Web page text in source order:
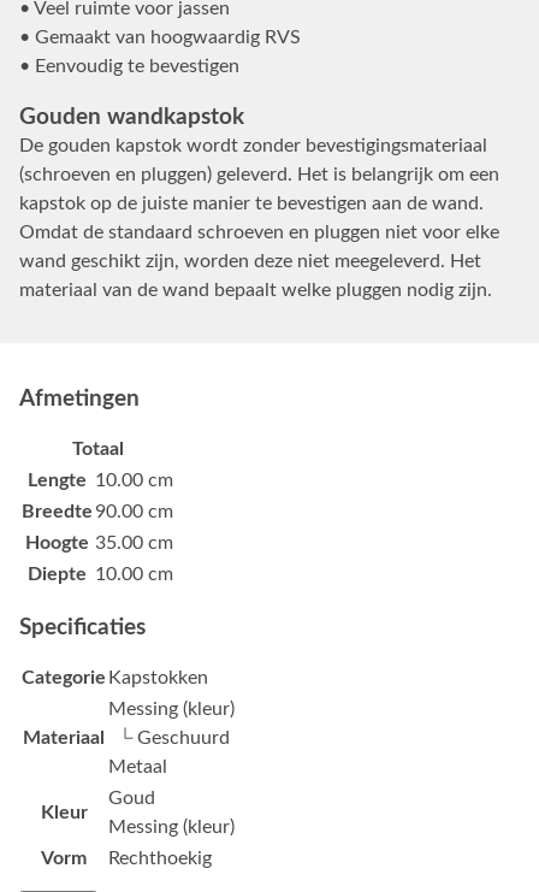
• Veel ruimte voor jassen
• Gemaakt van hoogwaardig RVS
• Eenvoudig te bevestigen
Gouden wandkapstok
De gouden kapstok wordt zonder bevestigingsmateriaal
(schroeven en pluggen) geleverd. Het is belangrijk om een
kapstok op de juiste manier te bevestigen aan de wand.
Omdat de standaard schroeven en pluggen niet voor elke
wand geschikt zijn, worden deze niet meegeleverd. Het
materiaal van de wand bepaalt welke pluggen nodig zijn.
Afmetingen
Totaal
Lengte 10.00 cm
Breedte 90.00 cm
Hoogte 35.00 cm
Diepte 10.00 cm
Specificaties
Categorie Kapstokken
Materiaal
Messing (kleur)
└ Geschuurd
Metaal
Kleur
Goud
Messing (kleur)
Vorm
Rechthoekig